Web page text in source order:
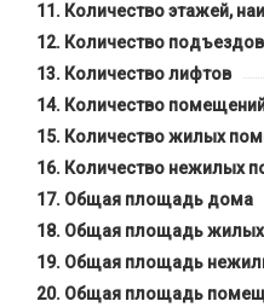
Количество этажей,
Количество подъездов
Количество лифтов
Количество
Количество жилых
Количество нежилых
Общая площадь дома
Общая площадь
Общая площадь
Общая площадь